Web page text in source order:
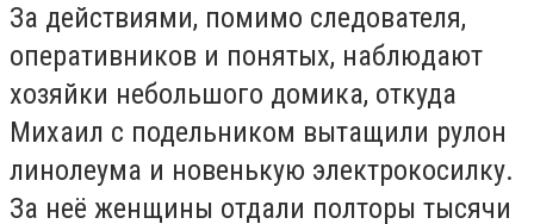
За действиями, помимо следователя,
оперативников и понятых, наблюдают
хозяйки небольшого домика, откуда
Михаил с подельником вытащили рулон
линолеума и новенькую электрокосилку.
За неё женщины отдали полторы тысячи